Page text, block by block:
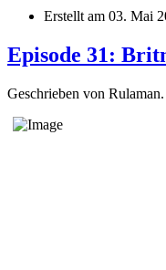
Erstellt am 03. Mai
Episode 31:
Geschrieben von Rulaman.